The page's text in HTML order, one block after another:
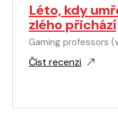
Léto, kdy
zlého přichází
Gaming professors
Číst recenzi